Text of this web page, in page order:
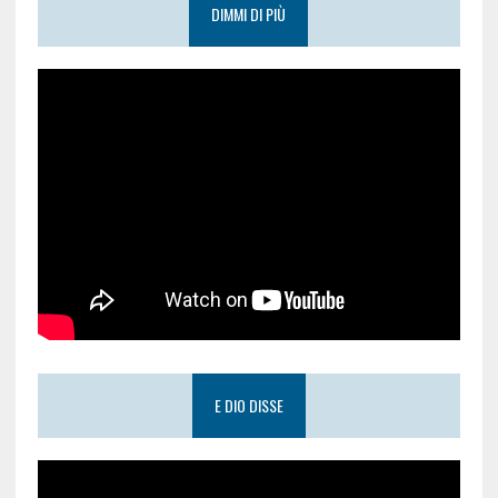
DIMMI DI PIÙ
E DIO DISSE